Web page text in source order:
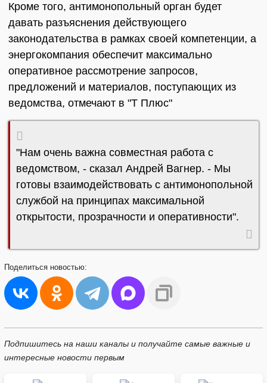
Кроме того, антимонопольный орган будет
давать разъяснения действующего
законодательства в рамках своей компетенции, а
энергокомпания обеспечит максимально
оперативное рассмотрение запросов,
предложений и материалов, поступающих из
ведомства, отмечают в "Т Плюс"
"Нам очень важна совместная работа с
ведомством, - сказал Андрей Вагнер. - Мы
готовы взаимодействовать с антимонопольной
службой на принципах максимальной
открытости, прозрачности и оперативности".
Поделиться новостью:
Подпишитесь на наши каналы и получайте самые важные и
интересные новости первым